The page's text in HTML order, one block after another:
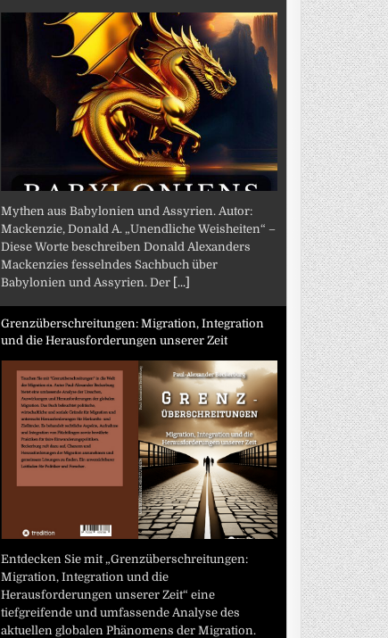
Mythen aus Babylonien und Assyrien. Autor:
Mackenzie, Donald A. „Unendliche Weisheiten“ –
Diese Worte beschreiben Donald Alexanders
Mackenzies fesselndes Sachbuch über
Babylonien und Assyrien. Der [...]
Grenzüberschreitungen: Migration, Integration
und die Herausforderungen unserer Zeit
Entdecken Sie mit „Grenzüberschreitungen:
Migration, Integration und die
Herausforderungen unserer Zeit“ eine
tiefgreifende und umfassende Analyse des
aktuellen globalen Phänomens der Migration.